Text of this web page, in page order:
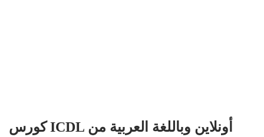
كورس ICDL أونلاين وباللغة العربية من